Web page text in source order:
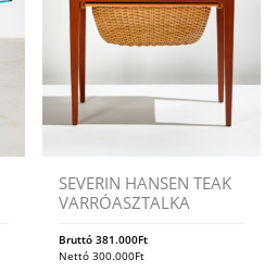
SEVERIN HANSEN TEAK
VARRÓASZTALKA
Bruttó381.000Ft
Nettó300.000Ft